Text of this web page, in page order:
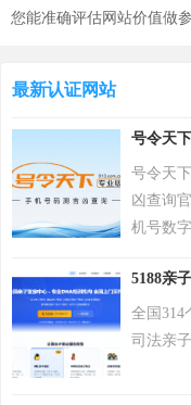
您能准确评估网站价值做参
最新认证网站
号令天下
号令天
凶查询
机号数
下官网
准，靠
5188亲
全国314
司法亲